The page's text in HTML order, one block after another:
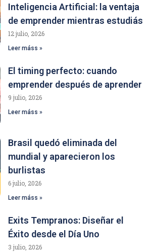
Inteligencia Artificial: la ventaja
de emprender mientras estudiás
12 julio, 2026
Leer máss »
El timing perfecto: cuando
emprender después de aprender
9 julio, 2026
Leer máss »
Brasil quedó eliminada del
mundial y aparecieron los
burlistas
6 julio, 2026
Leer máss »
Exits Tempranos: Diseñar el
Éxito desde el Día Uno
3 julio, 2026